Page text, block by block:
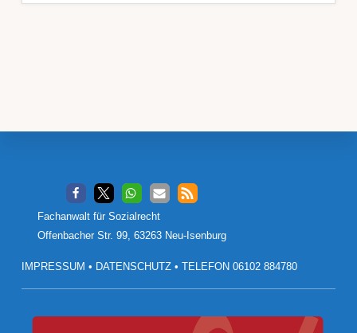
Footer
Fachanwalt für Sozialrecht
Offenbacher Str. 99, 63263 Neu-Isenburg
IMPRESSUM • DATENSCHUTZ• TELEFON 06102 884780